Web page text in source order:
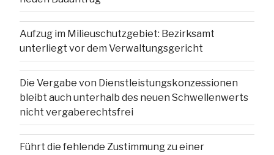
Aufzug im Milieuschutzgebiet: Bezirksamt
unterliegt vor dem Verwaltungsgericht
Die Vergabe von Dienstleistungskonzessionen
bleibt auch unterhalb des neuen Schwellenwerts
nicht vergaberechtsfrei
Führt die fehlende Zustimmung zu einer